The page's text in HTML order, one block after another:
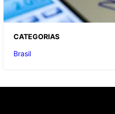
concentram
CATEGORIAS
Brasil